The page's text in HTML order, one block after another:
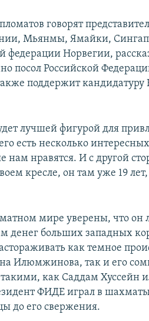
говорят
Мьянмы, Ямайки,
Норвегии,
посол Российской
поддержит кандидатуру
лучшей фигурой для
есть несколько
нам нравятся. И с другой
кресле, он там уже 19
мире уверены, что он
денег больших западных
как темное
Илюмжинова, так и его
как Саддам Хуссейн
ФИДЕ играл в
до его свержения.